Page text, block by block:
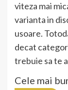
viteza mai
varianta in
usoare.
decat
trebuie sa te
Cele mai